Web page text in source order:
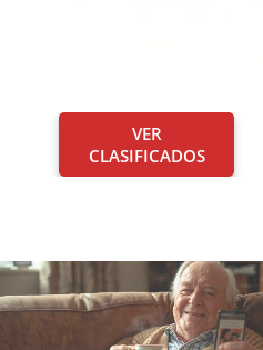
VER
CLASIFICADOS